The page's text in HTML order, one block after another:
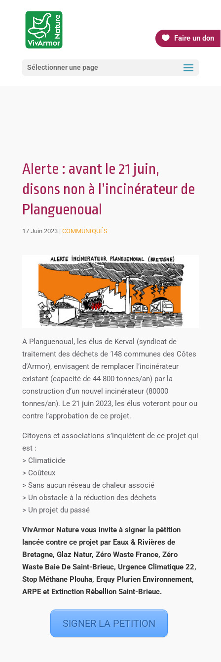
Faire un don
Sélectionner une page
Alerte : avant le 21 juin,
disons non à l’incinérateur de
Planguenoual
17 Juin 2023| COMMUNIQUÉS
A Planguenoual, les élus de Kerval (syndicat de
traitement des déchets de 148 communes des Côtes
d’Armor), envisagent de remplacer l’incinérateur
existant (capacité de 44 800 tonnes/an) par la
construction d’un nouvel incinérateur (80000
tonnes/an). Le 21 juin 2023, les élus voteront pour ou
contre l’approbation de ce projet.
Citoyens et associations s’inquiètent de ce projet qui
est :
> Climaticide
> Coûteux
> Sans aucun réseau de chaleur associé
> Un obstacle à la réduction des déchets
> Un projet du passé
VivArmor Nature vous invite à signer la pétition
lancée contre ce projet par Eaux & Rivières de
Bretagne, Glaz Natur, Zéro Waste France, Zéro
Waste Baie De Saint-Brieuc, Urgence Climatique 22,
Stop Méthane Plouha, Erquy Plurien Environnement,
ARPE et Extinction Rébellion Saint-Brieuc.
SIGNER LA PETITION